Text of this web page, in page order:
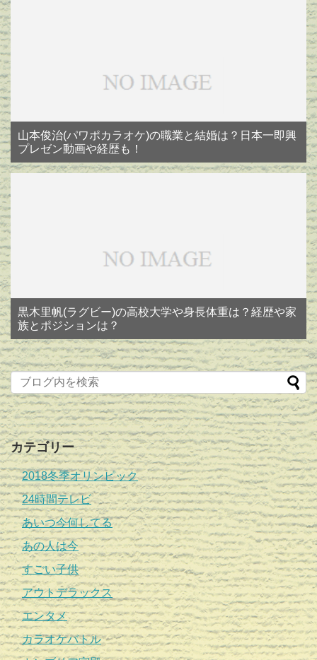
山本俊治(パワポカラオケ)の職業と結婚は？日本一即興
プレゼン動画や経歴も！
黒木里帆(ラグビー)の高校大学や身長体重は？経歴や家
族とポジションは？
カテゴリー
2018冬季オリンピック
24時間テレビ
あいつ今何してる
あの人は今
すごい子供
アウトデラックス
エンタメ
カラオケバトル